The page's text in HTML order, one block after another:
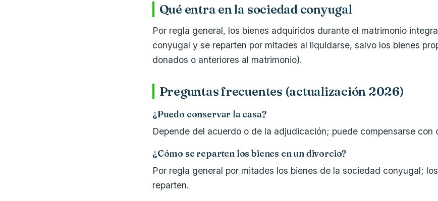
Qué entra en la sociedad conyugal
Por regla general, los bienes adquiridos durante el matrimonio
conyugal y se reparten por mitades al liquidarse, salvo los bienes
donados o anteriores al matrimonio).
Preguntas frecuentes (actualización 2026)
¿Puedo conservar la casa?
Depende del acuerdo o de la adjudicación; puede compensarse con
¿Cómo se reparten los bienes en un divorcio?
Por regla general por mitades los bienes de la sociedad conyugal;
reparten.